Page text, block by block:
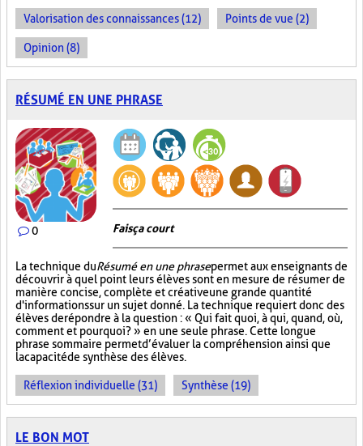
Valorisation des connaissances (12) Points de vue (2)
Opinion (8)
RÉSUMÉ EN UNE PHRASE
0 Fais ça court
La technique duRésumé en une phrasepermet aux enseignants de
découvrir à quel point leurs élèves sont en mesure de résumer de
manière concise, complète et créative une grande quantité
d'informations sur un sujet donné. La technique requiert donc des
élèves de répondre à la question : « Qui fait quoi, à qui, quand, où,
comment et pourquoi? » en une seule phrase. Cette longue
phrase sommaire permet d’évaluer la compréhension ainsi que
la capacité de synthèse des élèves.
Réflexion individuelle (31) Synthèse (19)
LE BON MOT